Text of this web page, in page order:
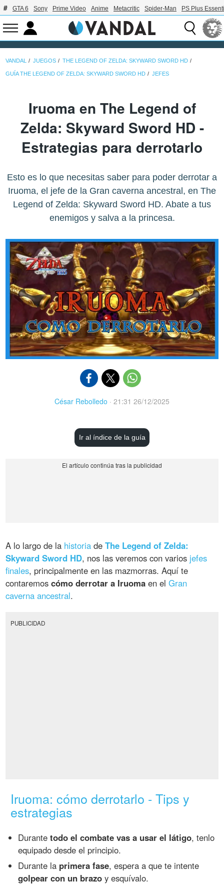
GTA 6 Sony Prime Video Anime Metacritic Spider-Man PS Plus
VANDAL JUEGOS THE LEGEND OF ZELDA: SKYWARD SWORD HD
GUÍA THE LEGEND OF ZELDA: SKYWARD SWORD HD JEFES
Iruoma en The Legend of
Zelda: Skyward Sword HD -
Estrategias para derrotarlo
Esto es lo que necesitas saber para poder derrotar a
Iruoma, el jefe de la Gran caverna ancestral, en The
Legend of Zelda: Skyward Sword HD. Abate a tus
enemigos y salva a la princesa.
César Rebolledo · 21:31 26/12/2025
Ir al índice de la guía
A lo largo de la historia deThe Legend of Zelda:
Skyward Sword HD, nos las veremos con varios jefes
finales, principalmente en las mazmorras. Aquí te
contaremoscómo derrotar a Iruoma en elGran
caverna ancestral.
PUBLICIDAD
Iruoma: cómo derrotarlo - Tips y
estrategias
Durantetodo el combate vas a usar el látigo, tenlo
equipado desde el principio.
Durante la primera fase, espera a que te intente
golpear con un brazo y esquívalo.